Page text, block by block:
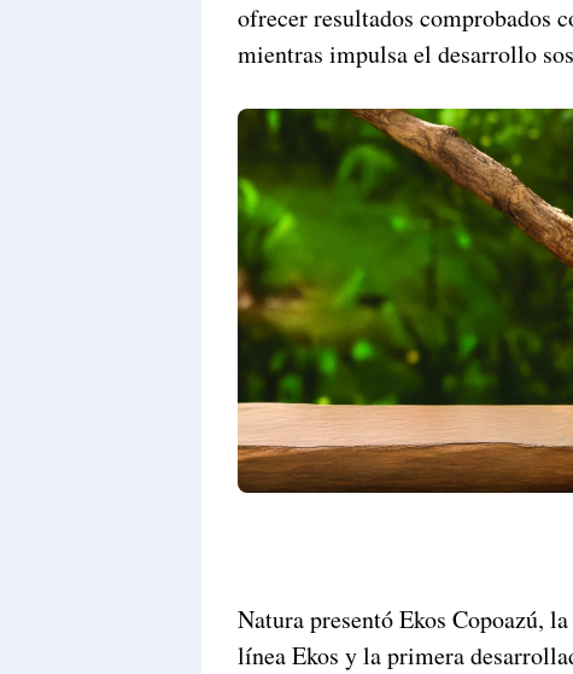
Raushan
Design
Templates
ofrecer resultados comprobados
mientras impulsa el desarrollo
Natura presentó Ekos Copoazú,
línea Ekos y la primera